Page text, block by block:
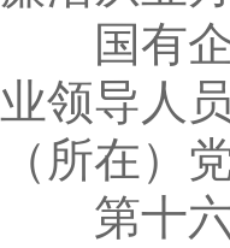
国有企
业领导人
（所在）
第十六